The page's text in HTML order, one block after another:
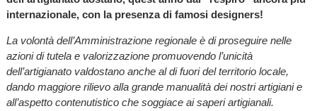
internazionale, con la presenza di famosi designers!
La volontà dell’Amministrazione regionale è di proseguire nelle
azioni di tutela e valorizzazione promuovendo l’unicità
dell’artigianato valdostano anche al di fuori del territorio locale,
dando maggiore rilievo alla grande manualità dei nostri artigiani e
all’aspetto contenutistico che soggiace ai saperi artigianali.